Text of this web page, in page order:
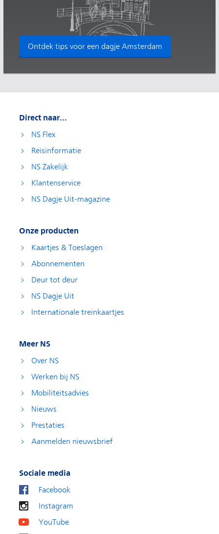
Ontdek tips voor een dagje Amsterdam
Direct naar...
NS Flex
Reisinformatie
NS Zakelijk
Klantenservice
NS Dagje Uit-magazine
Onze producten
Kaartjes & Toeslagen
Abonnementen
Deur tot deur
NS Dagje Uit
Internationale treinkaartjes
Meer NS
Over NS
Werken bij NS
Mobiliteitsadvies
Nieuws
Prestaties
Aanmelden nieuwsbrief
Sociale media
Facebook
Instagram
YouTube